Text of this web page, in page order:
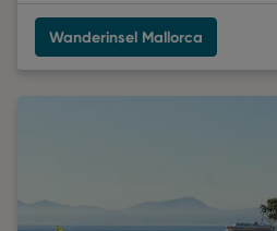
Wanderinsel Mallorca